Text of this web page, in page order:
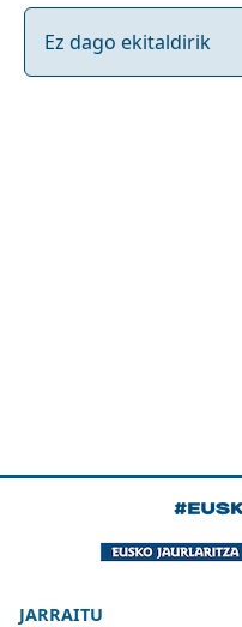
Ez dago ekitaldirik
JARRAITU